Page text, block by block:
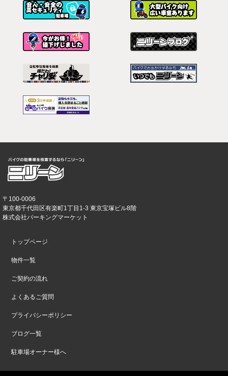
〒100-0006
東京都千代田区有楽町1丁目1-3 東京宝塚ビル8階
株式会社パーキングマーケット
トップページ
物件一覧
ご契約の流れ
よくあるご質問
プライバシーポリシー
ブログ一覧
駐車場オーナー様へ